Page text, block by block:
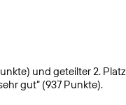
und geteilter 2. Platz
gut“ (937 Punkte).